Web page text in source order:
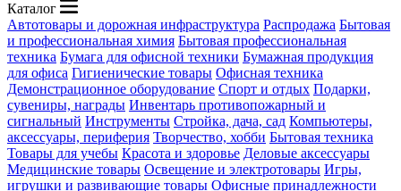
Каталог
Автотовары и дорожная инфраструктура Распродажа Бытовая
и профессиональная химия Бытовая профессиональная
техника Бумага для офисной техники Бумажная продукция
для офиса Гигиенические товары Офисная техника
Демонстрационное оборудование Спорт и отдых Подарки,
сувениры, награды Инвентарь противопожарный и
сигнальный Инструменты Стройка, дача, сад Компьютеры,
аксессуары, периферия Творчество, хобби Бытовая техника
Товары для учебы Красота и здоровье Деловые аксессуары
Медицинские товары Освещение и электротовары Игры,
игрушки и развивающие товары Офисные принадлежности